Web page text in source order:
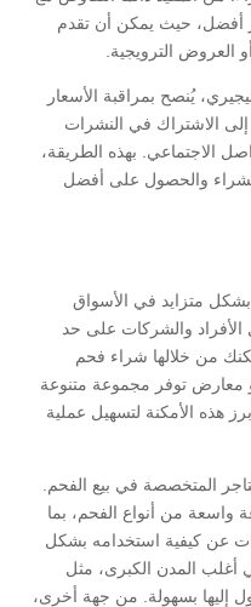
أفضل، حيث يمكن أن تقدم
الترويجية.
يُنصح بمراقبة الأسعار
الاشتراك في النشرات
الاجتماعي. بهذه الطريقة،
والحصول على أفضل
بشكل متزايد في الأسواق
الأفراد والشركات على حد
من خلالها شراء فحم
معارض توفر مجموعة متنوعة
هذه الأمكنة لتسهيل عملية
المتخصصة في بيع الفحم.
واسعة من أنواع الفحم، بما
عن كيفية استخدامه بشكل
أغلب المدن الكبرى، مثل
إليها بسهولة. من جهة أخرى،